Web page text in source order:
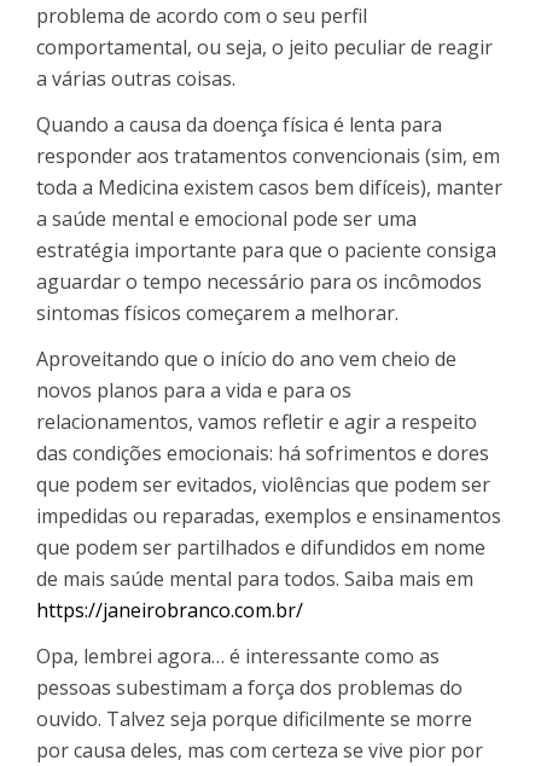
problema de acordo com o seu perfil
comportamental, ou seja, o jeito peculiar de reagir
a várias outras coisas.
Quando a causa da doença física é lenta para
responder aos tratamentos convencionais (sim, em
toda a Medicina existem casos bem difíceis), manter
a saúde mental e emocional pode ser uma
estratégia importante para que o paciente consiga
aguardar o tempo necessário para os incômodos
sintomas físicos começarem a melhorar.
Aproveitando que o início do ano vem cheio de
novos planos para a vida e para os
relacionamentos, vamos refletir e agir a respeito
das condições emocionais: há sofrimentos e dores
que podem ser evitados, violências que podem ser
impedidas ou reparadas, exemplos e ensinamentos
que podem ser partilhados e difundidos em nome
de mais saúde mental para todos. Saiba mais em
https://janeirobranco.com.br/
Opa, lembrei agora… é interessante como as
pessoas subestimam a força dos problemas do
ouvido. Talvez seja porque dificilmente se morre
por causa deles, mas com certeza se vive pior por